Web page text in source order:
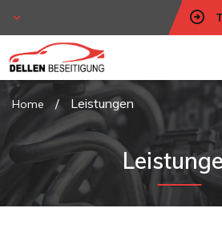
Home / Leistungen